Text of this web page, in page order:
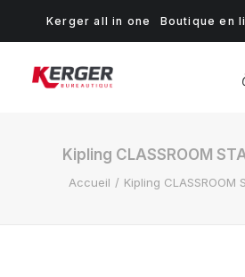
Kerger all in one Boutique en
Kipling CLASSROOM
Accueil Kipling CLASSROOM